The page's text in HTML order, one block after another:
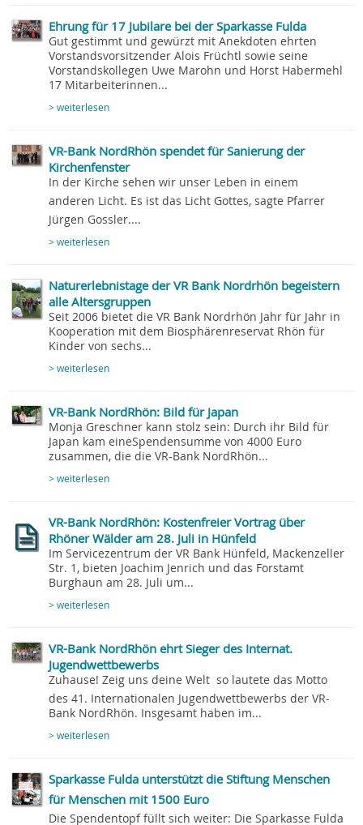
Ehrung für 17 Jubilare bei der Sparkasse Fulda
Gut gestimmt und gewürzt mit Anekdoten ehrten
Vorstandsvorsitzender Alois Früchtl sowie seine
Vorstandskollegen Uwe Marohn und Horst Habermehl
17 Mitarbeiterinnen...
> weiterlesen
VR-Bank NordRhön spendet für Sanierung der
Kirchenfenster
In der Kirche sehen wir unser Leben in einem
anderen Licht. Es ist das Licht Gottes, sagte Pfarrer
Jürgen Gossler....
> weiterlesen
Naturerlebnistage der VR Bank Nordrhön begeistern
alle Altersgruppen
Seit 2006 bietet die VR Bank Nordrhön Jahr für Jahr in
Kooperation mit dem Biosphärenreservat Rhön für
Kinder von sechs...
> weiterlesen
VR-Bank NordRhön: Bild für Japan
Monja Greschner kann stolz sein: Durch ihr Bild für
Japan kam eineSpendensumme von 4000 Euro
zusammen, die die VR-Bank NordRhön...
> weiterlesen
VR-Bank NordRhön: Kostenfreier Vortrag über
Rhöner Wälder am 28. Juli in Hünfeld
Im Servicezentrum der VR Bank Hünfeld, Mackenzeller
Str. 1, bieten Joachim Jenrich und das Forstamt
Burghaun am 28. Juli um...
> weiterlesen
VR-Bank NordRhön ehrt Sieger des Internat.
Jugendwettbewerbs
Zuhause! Zeig uns deine Welt  so lautete das Motto
des 41. Internationalen Jugendwettbewerbs der VR-
Bank NordRhön. Insgesamt haben im...
> weiterlesen
Sparkasse Fulda unterstützt die Stiftung Menschen
für Menschen mit 1500 Euro
Die Spendentopf füllt sich weiter: Die Sparkasse Fulda